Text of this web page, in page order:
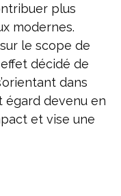
plus
modernes.
le scope de
décidé de
dans
égard devenu en
et vise une